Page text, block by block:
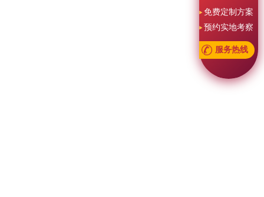
免费定制方案
预约实地考察
服务热线